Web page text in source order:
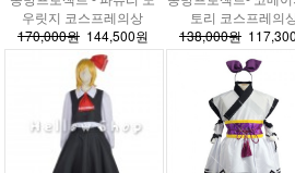
우릿지 코스프레의상
170,000원144,500원
토리 코스프레의
138,000원